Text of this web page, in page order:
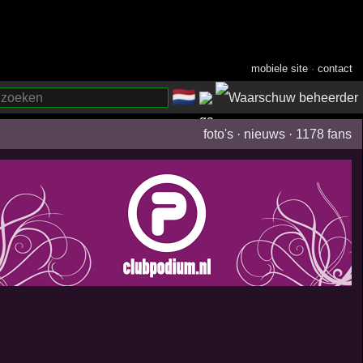
mobiele site ·contact
🇳🇱
foto's · nieuws · 1178 fans